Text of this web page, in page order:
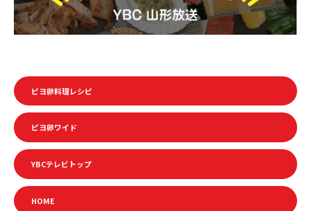
ピヨ卵料理レシピ
ピヨ卵ワイド
YBCテレビトップ
HOME